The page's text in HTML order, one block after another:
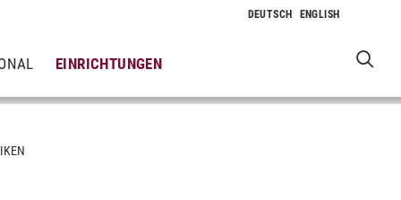
EINRICHTUNGEN